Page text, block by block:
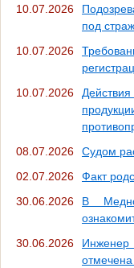
10.07.2026
под
10.07.2026
10.07.2026
08.07.2026
Судом
02.07.2026
Факт
30.06.2026
В
30.06.2026
отмечена